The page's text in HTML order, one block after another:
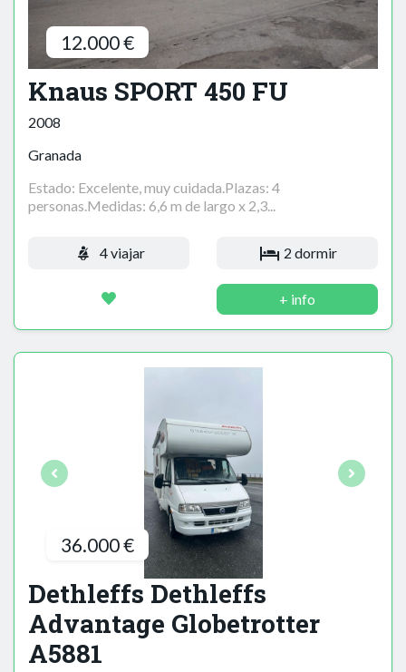
12.000 €
Knaus SPORT 450 FU
2008
Granada
Estado: Excelente, muy cuidada.Plazas: 4
personas.Medidas: 6,6 m de largo x 2,3...
4 viajar 2 dormir
+ info
36.000 €
Dethleffs Dethleffs
Advantage Globetrotter
A5881